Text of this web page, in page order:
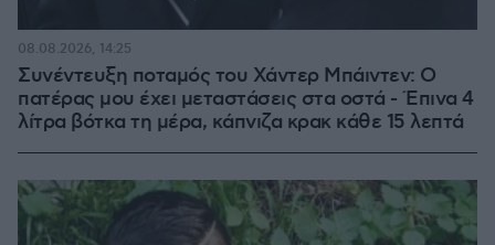
Συνέντευξη ποταμός του Χάντερ Μπάιντεν: Ο
πατέρας μου έχει μεταστάσεις στα οστά - Έπινα 4
λίτρα βότκα τη μέρα, κάπνιζα κρακ κάθε 15 λεπτά
08.08.2026, 14:25